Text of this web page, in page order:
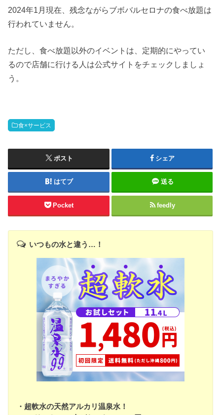
2024年1月現在、残念ながらブボバルセロナの食べ放題は
行われていません。
ただし、食べ放題以外のイベントは、定期的にやってい
るので店舗に行ける人は公式サイトをチェックしましょ
う。
食×サービス
ポスト シェア
はてブ 送る
Pocket feedly
いつもの水と違う…！
・超軟水の天然アルカリ温泉水！